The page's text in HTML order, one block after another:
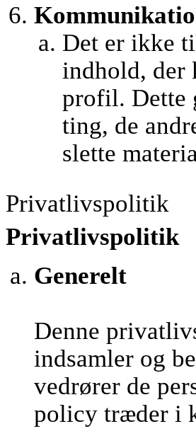
Det er ikke
indhold, der
profil. Dette
ting, de
slette
Privatlivspolitik
Privatlivspolitik
Generelt
Denne
indsamler og
vedrører de
policy træder i